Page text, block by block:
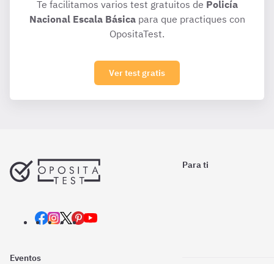
Te facilitamos varios test gratuitos de Policía
Nacional Escala Básicapara que practiques con
OpositaTest.
Ver test gratis
Para ti
Eventos